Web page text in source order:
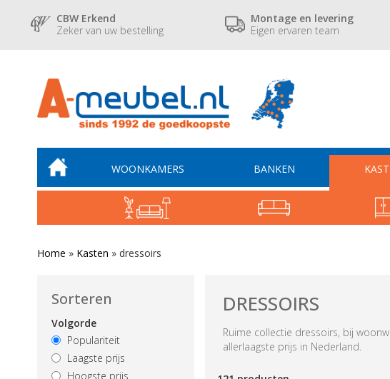
CBW Erkend
Zeker van uw bestelling
Montage en levering
Eigen ervaren team
WOONKAMERS BANKEN
Home » Kasten » dressoirs
Sorteren
Volgorde
Populariteit
Laagste prijs
Hoogste prijs
DRESSOIRS
Ruime collectie dressoirs, bij
allerlaagste prijs in Nederland.